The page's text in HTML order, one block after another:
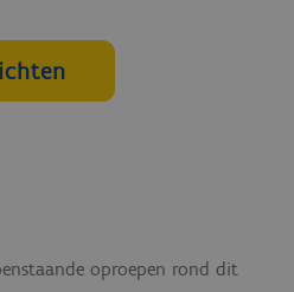
oproepen rond dit